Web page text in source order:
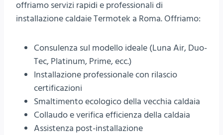
offriamo servizi rapidi e professionali di
installazione caldaie Termotek a Roma. Offriamo:
Consulenza sul modello ideale (Luna Air, Duo-
Tec, Platinum, Prime, ecc.)
Installazione professionale con rilascio
certificazioni
Smaltimento ecologico della vecchia caldaia
Collaudo e verifica efficienza della caldaia
Assistenza post-installazione